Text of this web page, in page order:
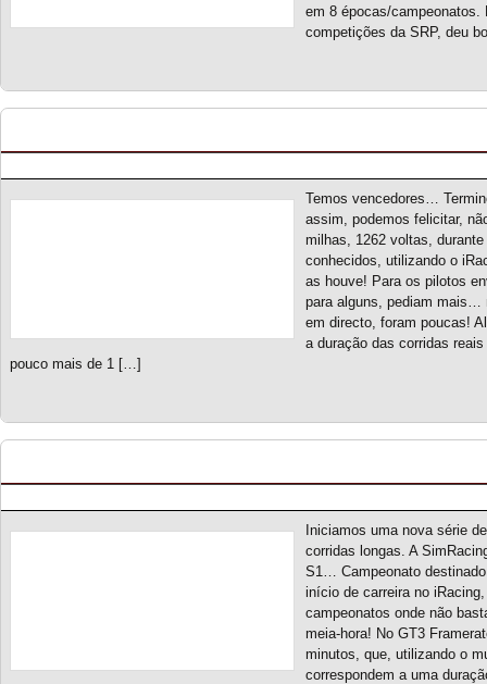
em 8 épocas/
competições da SRP, deu
Temos vencedores…
assim, podemos felicitar,
milhas, 1262 voltas,
conhecidos, utilizando o
as houve! Para os pilotos
para alguns, pediam mais…
em directo, foram poucas!
a duração das corridas
pouco mais de 1 […]
Iniciamos uma nova série
corridas longas. A
S1… Campeonato
início de carreira no
campeonatos onde não
meia-hora! No GT3
minutos, que, utilizando o
correspondem a uma